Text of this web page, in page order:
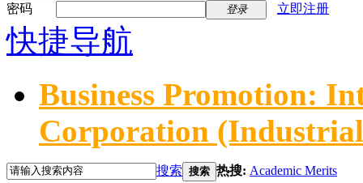
密码
登录 立即注册
快捷导航
Business Promotion:
Corporation
搜索 搜索 热搜: Academic Merits